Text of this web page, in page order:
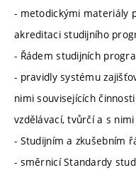
- metodickými materiály
akreditaci studijního
- Řádem studijních
- pravidly systému
nimi souvisejících
vzdělávací, tvůrčí a s
- Studijním a zkušebním
- směrnicí Standardy